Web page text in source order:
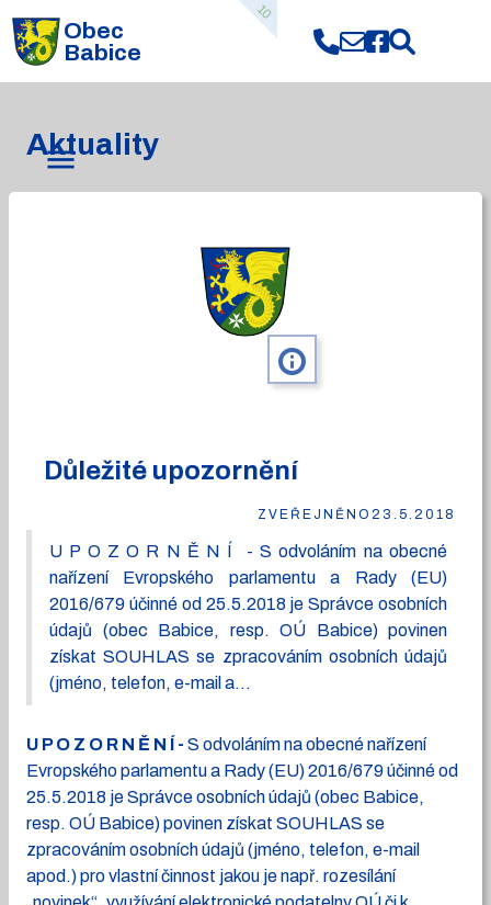
Obec
Babice
10
Aktuality
info
Důležité upozornění
ZVEŘEJNĚNO 23.5.2018
U P O Z O R N Ě N Í - S odvoláním na obecné
nařízení Evropského parlamentu a Rady (EU)
2016/679 účinné od 25.5.2018 je Správce osobních
údajů (obec Babice, resp. OÚ Babice) povinen
získat SOUHLAS se zpracováním osobních údajů
(jméno, telefon, e-mail a...
U P O Z O R N Ě N Í - S odvoláním na obecné nařízení
Evropského parlamentu a Rady (EU) 2016/679 účinné od
25.5.2018 je Správce osobních údajů (obec Babice,
resp. OÚ Babice) povinen získat SOUHLAS se
zpracováním osobních údajů (jméno, telefon, e-mail
apod.) pro vlastní činnost jakou je např. rozesílání